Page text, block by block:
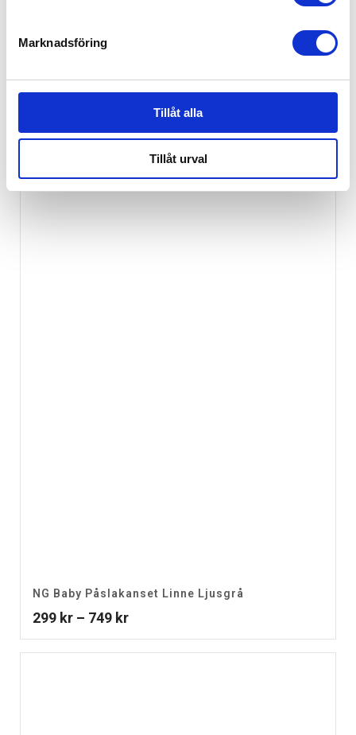
Marknadsföring
Tillåt alla
Tillåt urval
Rätt Start Kudde Spjälsäng Eco
Rea
NG Baby Påslakanset Linne Ljusgrå
299 kr – 749 krPrisintervall:
299 kr
till